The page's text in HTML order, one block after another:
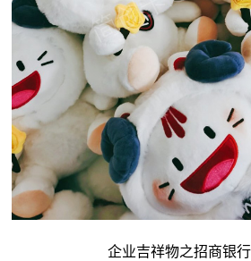
企业吉祥物之招商银